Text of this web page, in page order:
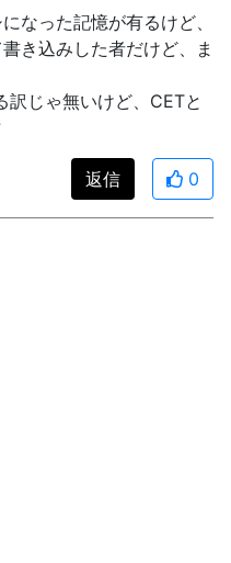
なった記憶が有るけど、
き込みした者だけど、ま
訳じゃ無いけど、CETと
返信 0